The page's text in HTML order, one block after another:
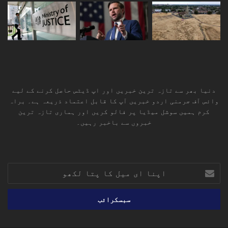
اگر X-BAT اپنی آزمائشی اور آپریشنل مراحل میں
کامیاب رہتا ہے تو یہ آنے والے برسوں میں عالمی فضائی
جنگی حکمت عملی کا ایک اہم حصہ بن سکتا ہے۔
دنیا بھر سے تازہ ترین خبریں اور اپ ڈیٹس حاصل کرنے کے لیے
وائس آف جرمنی اردو خبریں آپ کا قابل اعتماد ذریعہ ہے۔ براہ
کرم ہمیں سوشل میڈیا پر فالو کریں اور ہماری تازہ ترین
خبروں سے باخبر رہیں۔
ای
میل
پتا